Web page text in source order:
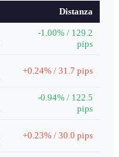
Distanza
-1.00% / 129.2
pips
+0.24% / 31.7 pips
-0.94% / 122.5
pips
+0.23% / 30.0 pips